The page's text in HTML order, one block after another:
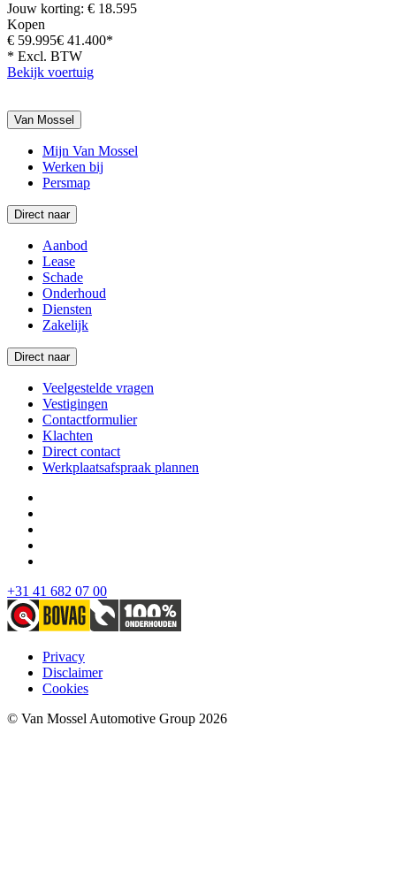
Jouw korting: € 18.595
Kopen
€ 59.995€ 41.400*
* Excl. BTW
Bekijk voertuig
Van Mossel
Mijn Van Mossel
Werken bij
Persmap
Direct naar
Aanbod
Lease
Schade
Onderhoud
Diensten
Zakelijk
Direct naar
Veelgestelde vragen
Vestigingen
Contactformulier
Klachten
Direct contact
Werkplaatsafspraak plannen
+31 41 682 07 00
Privacy
Disclaimer
Cookies
© Van Mossel Automotive Group 2026